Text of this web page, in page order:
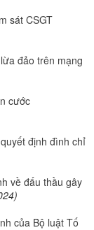
sát CSGT
đảo trên mạng
cước
định đình chỉ
về đấu thầu gây
của Bộ luật Tố